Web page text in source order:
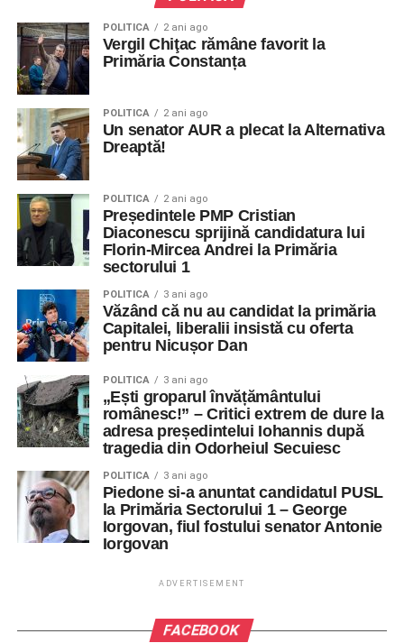
POLITICA 2 ani ago
Vergil Chiţac rămâne favorit la
Primăria Constanța
POLITICA 2 ani ago
Un senator AUR a plecat la Alternativa
Dreaptă!
POLITICA 2 ani ago
Președintele PMP Cristian
Diaconescu sprijină candidatura lui
Florin-Mircea Andrei la Primăria
sectorului 1
POLITICA 3 ani ago
Văzând că nu au candidat la primăria
Capitalei, liberalii insistă cu oferta
pentru Nicușor Dan
POLITICA 3 ani ago
„Ești groparul învățământului
românesc!” – Critici extrem de dure la
adresa președintelui Iohannis după
tragedia din Odorheiul Secuiesc
POLITICA 3 ani ago
Piedone si-a anuntat candidatul PUSL
la Primăria Sectorului 1 – George
Iorgovan, fiul fostului senator Antonie
Iorgovan
ADVERTISEMENT
FACEBOOK